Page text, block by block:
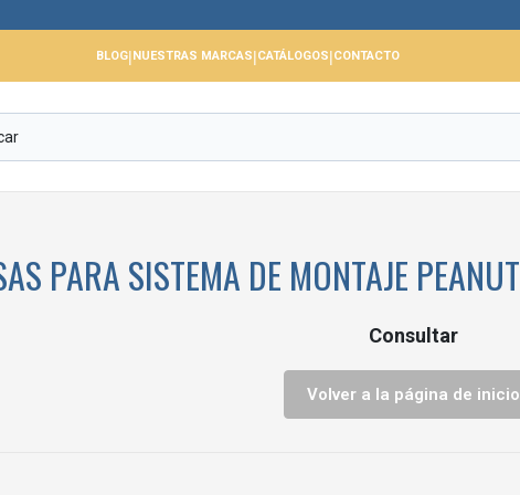
BLOG|NUESTRAS MARCAS|CATÁLOGOS|CONTACTO
PARA SISTEMA DE MONTAJE PEANUT
Consultar
Volver a la página de inicio